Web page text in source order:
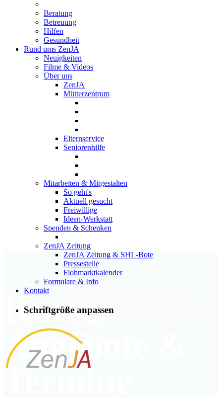
Beratung
Betreuung
Hilfen
Gesundheit
Rund ums ZenJA
Neuigkeiten
Filme & Videos
Über uns
ZenJA
Mütterzentrum
Elternservice
Seniorenhilfe
Mitarbeiten & Mitgestalten
So geht's
Aktuell gesucht
Freiwillige
Ideen-Werkstatt
Spenden & Schenken
ZenJA Zeitung
ZenJA Zeitung & SHL-Bote
Pressestelle
Flohmarktkalender
Formulare & Info
Kontakt
Schriftgröße anpassen
Kurse,
Angebote &
Termine